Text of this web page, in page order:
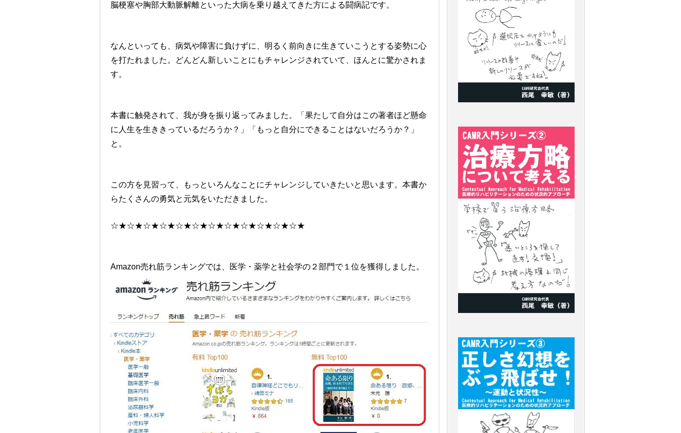
脳梗塞や胸部大動脈解離といった大病を乗り越えてきた方による闘病記です。
なんといっても、病気や障害に負けずに、明るく前向きに生きていこうとする姿勢に心
を打たれました。どんどん新しいことにもチャレンジされていて、ほんとに驚かされま
す。
本書に触発されて、我が身を振り返ってみました。「果たして自分はこの著者ほど懸命
に人生を生ききっているだろうか？」「もっと自分にできることはないだろうか？」
と。
この方を見習って、もっといろんなことにチャレンジしていきたいと思います。本書か
らたくさんの勇気と元気をいただきました。
☆★☆★☆★☆★☆★☆★☆★☆★☆★☆★☆★☆★
Amazon売れ筋ランキングでは、医学・薬学と社会学の２部門で１位を獲得しました。